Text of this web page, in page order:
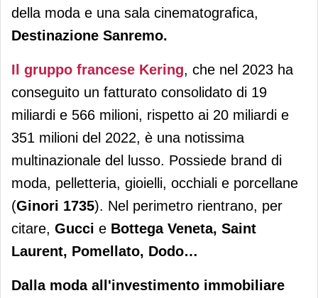
della moda e una sala cinematografica,
Destinazione Sanremo.
Il gruppo francese Kering, che nel 2023 ha
conseguito un fatturato consolidato di 19
miliardi e 566 milioni, rispetto ai 20 miliardi e
351 milioni del 2022, è una notissima
multinazionale del lusso. Possiede brand di
moda, pelletteria, gioielli, occhiali e porcellane
(Ginori 1735). Nel perimetro rientrano, per
citare, Gucci e Bottega Veneta, Saint
Laurent, Pomellato, Dodo…
Dalla moda all'investimento immobiliare